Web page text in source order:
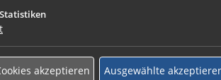
zeitarbeit.de
umgehend mit Ihnen Kontakt
akzeptieren Ausgewählte